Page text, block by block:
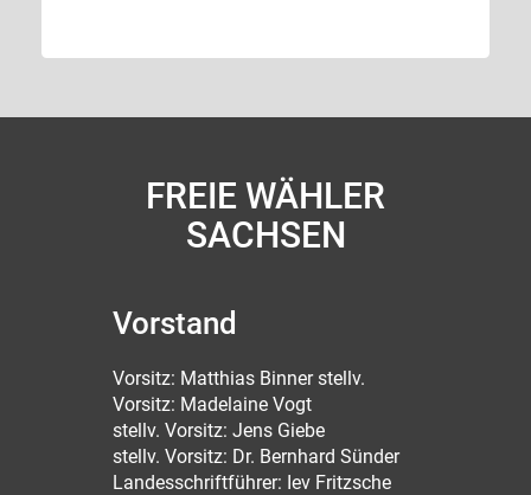
FREIE WÄHLER
SACHSEN
Vorstand
Vorsitz: Matthias Binner stellv.
Vorsitz: Madelaine Vogt
stellv. Vorsitz: Jens Giebe
stellv. Vorsitz: Dr. Bernhard Sünder
Landesschriftführer: Iev Fritzsche